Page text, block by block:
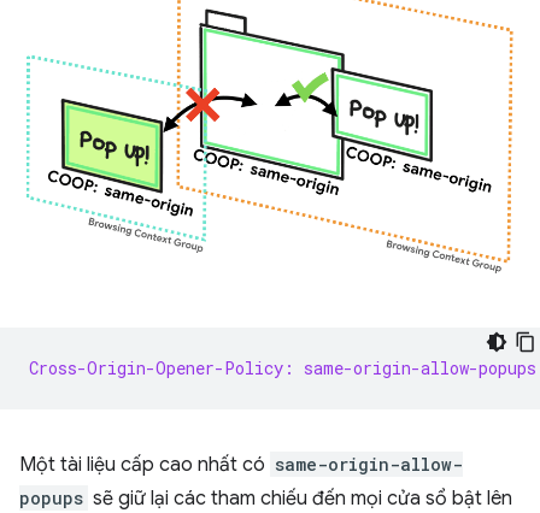
Cross-Origin-Opener-Policy: same-origin-allow-popups
Một tài liệu cấp cao nhất có same-origin-allow-
popups sẽ giữ lại các tham chiếu đến mọi cửa sổ bật lên